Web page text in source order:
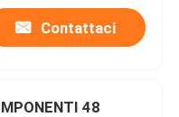
Contattaci
48